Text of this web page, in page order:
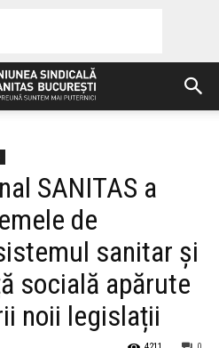
SANITAS a
de
sanitar și
socială apărute
noii legislații